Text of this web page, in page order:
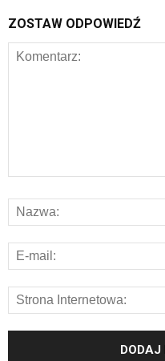
ZOSTAW ODPOWIEDŹ